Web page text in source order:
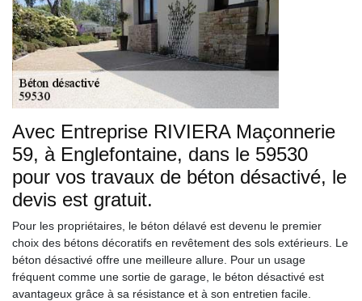
Avec Entreprise RIVIERA Maçonnerie
59, à Englefontaine, dans le 59530
pour vos travaux de béton désactivé, le
devis est gratuit.
Pour les propriétaires, le béton délavé est devenu le premier
choix des bétons décoratifs en revêtement des sols extérieurs. Le
béton désactivé offre une meilleure allure. Pour un usage
fréquent comme une sortie de garage, le béton désactivé est
avantageux grâce à sa résistance et à son entretien facile.